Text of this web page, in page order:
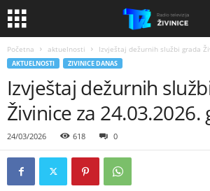
Početna aktuelnosti Izvještaj dežurnih službi grada
AKTUELNOSTI ZIVINICE DANAS
Izvještaj dežurnih
Živinice za 24.03.2026.
24/03/2026 618 0